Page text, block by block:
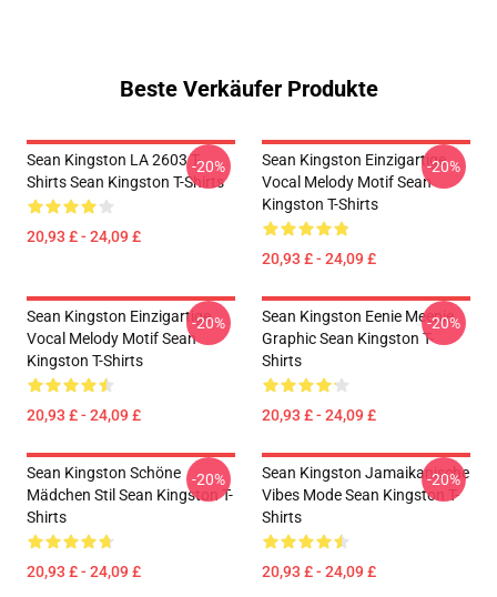
Beste Verkäufer Produkte
Sean Kingston LA 2603 T-
Shirts Sean Kingston T-Shirts
20,93 £ - 24,09 £
-20%
Sean Kingston Einzigartige
Vocal Melody Motif Sean
Kingston T-Shirts
20,93 £ - 24,09 £
-20%
Sean Kingston Einzigartige
Vocal Melody Motif Sean
Kingston T-Shirts
20,93 £ - 24,09 £
-20%
Sean Kingston Eenie Meenie
Graphic Sean Kingston T-
Shirts
20,93 £ - 24,09 £
-20%
Sean Kingston Schöne
Mädchen Stil Sean Kingston T-
Shirts
20,93 £ - 24,09 £
-20%
Sean Kingston Jamaikanische
Vibes Mode Sean Kingston T-
Shirts
20,93 £ - 24,09 £
-20%